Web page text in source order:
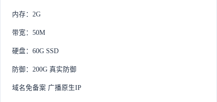
内存：2G
带宽：50M
硬盘：60G SSD
防御：200G 真实防御
域名免备案 广播原生IP